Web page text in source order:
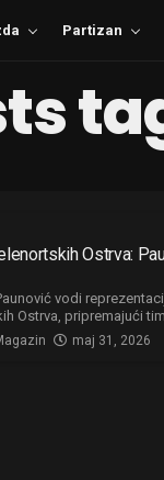
Partizan
Ostrva:
vodi
Ostrva, pripremajući
maj 31, 2026